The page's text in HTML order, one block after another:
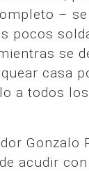
–
pocos
se
casa
a todos
Gonzalo
acudir